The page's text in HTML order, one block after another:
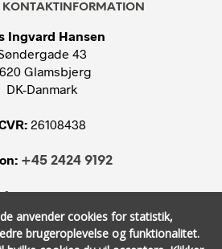
KONTAKTINFORMATION
Ingvard Hansen
43
Glamsbjerg
DK-Danmark
26108438
+45 2424 9192
anvender cookies for statistik,
brugeroplevelse og funktionalitet.